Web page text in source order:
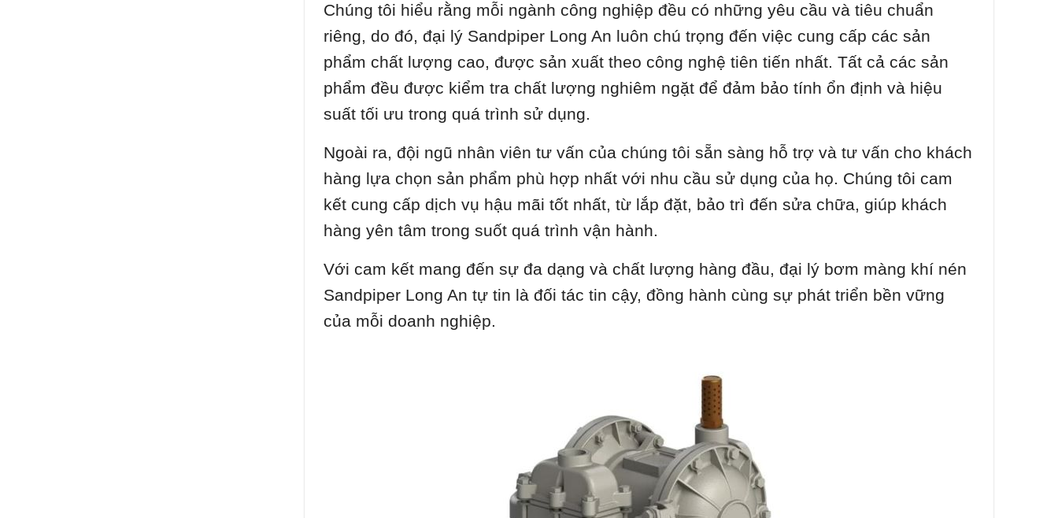
Chúng tôi hiểu rằng mỗi ngành công nghiệp đều có những yêu cầu và tiêu chuẩn
riêng, do đó, đại lý Sandpiper Long An luôn chú trọng đến việc cung cấp các sản
phẩm chất lượng cao, được sản xuất theo công nghệ tiên tiến nhất. Tất cả các sản
phẩm đều được kiểm tra chất lượng nghiêm ngặt để đảm bảo tính ổn định và hiệu
suất tối ưu trong quá trình sử dụng.
Ngoài ra, đội ngũ nhân viên tư vấn của chúng tôi sẵn sàng hỗ trợ và tư vấn cho khách
hàng lựa chọn sản phẩm phù hợp nhất với nhu cầu sử dụng của họ. Chúng tôi cam
kết cung cấp dịch vụ hậu mãi tốt nhất, từ lắp đặt, bảo trì đến sửa chữa, giúp khách
hàng yên tâm trong suốt quá trình vận hành.
Với cam kết mang đến sự đa dạng và chất lượng hàng đầu, đại lý bơm màng khí nén
Sandpiper Long An tự tin là đối tác tin cậy, đồng hành cùng sự phát triển bền vững
của mỗi doanh nghiệp.